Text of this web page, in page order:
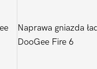
Naprawa gniazda
DooGee Fire 6